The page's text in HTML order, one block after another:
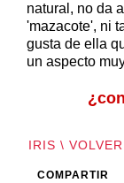
natural, no da
'mazacote', ni
gusta de ella
un aspecto
IRIS \
COMPARTIR